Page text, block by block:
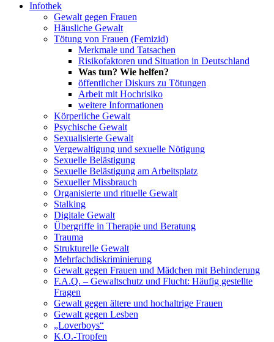
Infothek
Gewalt gegen Frauen
Häusliche Gewalt
Tötung von Frauen (Femizid)
Merkmale und Tatsachen
Risikofaktoren und Situation in Deutschland
Was tun? Wie helfen?
öffentlicher Diskurs zu Tötungen
Arbeit mit Hochrisiko
weitere Informationen
Körperliche Gewalt
Psychische Gewalt
Sexualisierte Gewalt
Vergewaltigung und sexuelle Nötigung
Sexuelle Belästigung
Sexuelle Belästigung am Arbeitsplatz
Sexueller Missbrauch
Organisierte und rituelle Gewalt
Stalking
Digitale Gewalt
Übergriffe in Therapie und Beratung
Trauma
Strukturelle Gewalt
Mehrfachdiskriminierung
Gewalt gegen Frauen und Mädchen mit Behinderung
F.A.Q. – Gewaltschutz und Flucht: Häufig gestellte
Fragen
Gewalt gegen ältere und hochaltrige Frauen
Gewalt gegen Lesben
„Loverboys“
K.O.-Tropfen